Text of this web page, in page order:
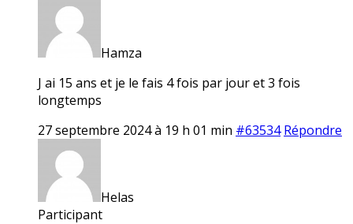
Hamza
J ai 15 ans et je le fais 4 fois par jour et 3 fois
longtemps
27 septembre 2024 à 19 h 01 min #63534 Répondre
Helas
Participant